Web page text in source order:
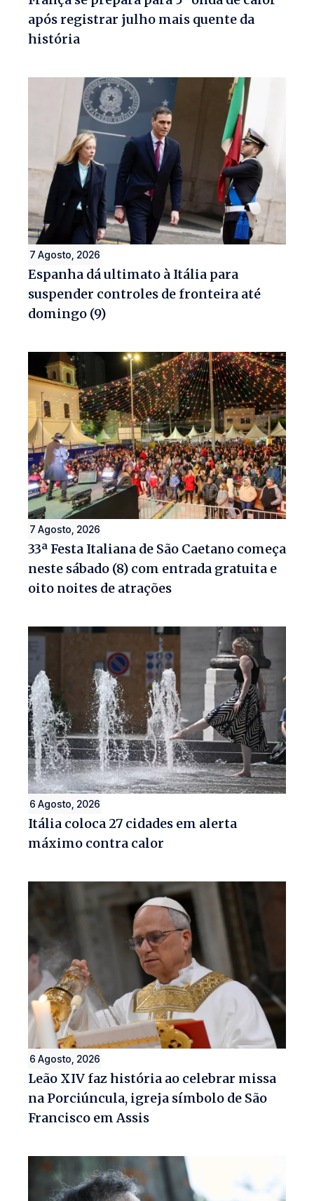
após registrar julho mais quente da
história
7 Agosto, 2026
Espanha dá ultimato à Itália para
suspender controles de fronteira até
domingo (9)
7 Agosto, 2026
33ª Festa Italiana de São Caetano começa
neste sábado (8) com entrada gratuita e
oito noites de atrações
6 Agosto, 2026
Itália coloca 27 cidades em alerta
máximo contra calor
6 Agosto, 2026
Leão XIV faz história ao celebrar missa
na Porciúncula, igreja símbolo de São
Francisco em Assis